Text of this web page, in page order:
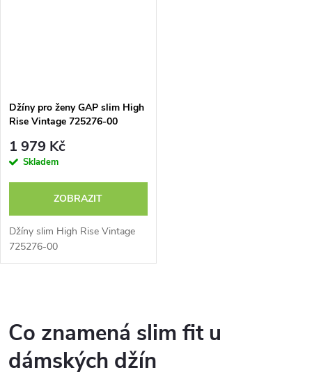
Džíny pro ženy GAP slim High
Rise Vintage 725276-00
1 979 Kč
Skladem
ZOBRAZIT
Džíny slim High Rise Vintage
725276-00
v
l
Co znamená slim fit u
dámských džín